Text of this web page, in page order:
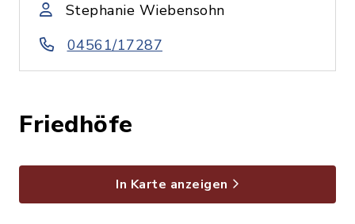
Stephanie Wiebensohn
04561/17287
Friedhöfe
In Karte anzeigen